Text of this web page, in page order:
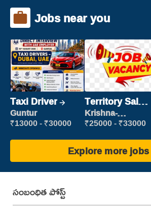
Jobs near you
Taxi Driver
Guntur
₹13000 - ₹30000
Territory Sales
Manager
Krishna-
vijayawada
₹25000 - ₹33000
Explore more jobs
సంబంధిత పోస్ట్